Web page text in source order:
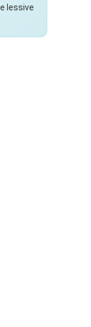
lessive